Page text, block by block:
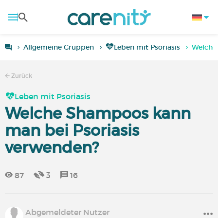
Allgemeine Gruppen Leben mit Psoriasis
Zurück
Leben mit Psoriasis
Welche Shampoos kann
man bei Psoriasis
verwenden?
87 3 16
Abgemeldeter Nutzer